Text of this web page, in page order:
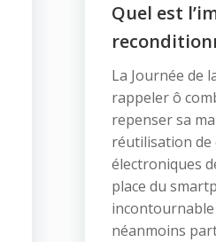
Quel est
La Journée de
rappeler ô
repenser sa
réutilisation
électroniques
place du
néanmoins